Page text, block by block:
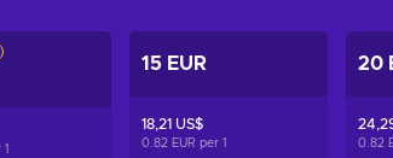
1
15 EUR
18,21 US$
0.82 EUR per 1
20
0.82